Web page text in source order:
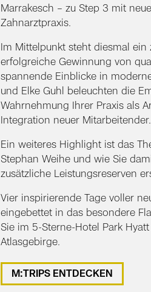
Marrakesch – zu Step 3 mit
Zahnarztpraxis.
Im Mittelpunkt steht diesmal
erfolgreiche Gewinnung von
spannende Einblicke in
und Elke Guhl beleuchten die
Wahrnehmung Ihrer Praxis als
Integration neuer Mitarbeitender.
Ein weiteres Highlight ist das
Stephan Weihe und wie Sie
zusätzliche Leistungsreserven
Vier inspirierende Tage voller
eingebettet in das besondere
Sie im 5-Sterne-Hotel Park
Atlasgebirge.
M:TRIPS ENTDECKEN